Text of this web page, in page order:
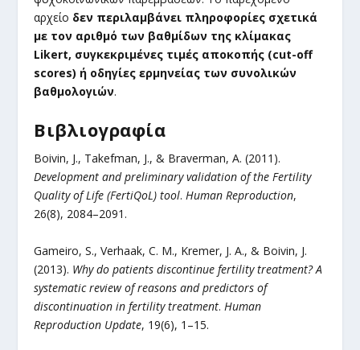
αρχείο δεν περιλαμβάνει πληροφορίες σχετικά
με τον αριθμό των βαθμίδων της κλίμακας
Likert, συγκεκριμένες τιμές αποκοπής (cut-off
scores) ή οδηγίες ερμηνείας των συνολικών
βαθμολογιών.
Βιβλιογραφία
Boivin, J., Takefman, J., & Braverman, A. (2011).
Development and preliminary validation of the Fertility
Quality of Life (FertiQoL) tool.Human Reproduction,
26(8), 2084–2091.
Gameiro, S., Verhaak, C. M., Kremer, J. A., & Boivin, J.
(2013). Why do patients discontinue fertility treatment? A
systematic review of reasons and predictors of
discontinuation in fertility treatment. Human
Reproduction Update, 19(6), 1–15.